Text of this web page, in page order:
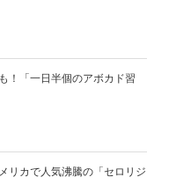
！「一日半個のアボカド習
リカで人気沸騰の「セロリジ